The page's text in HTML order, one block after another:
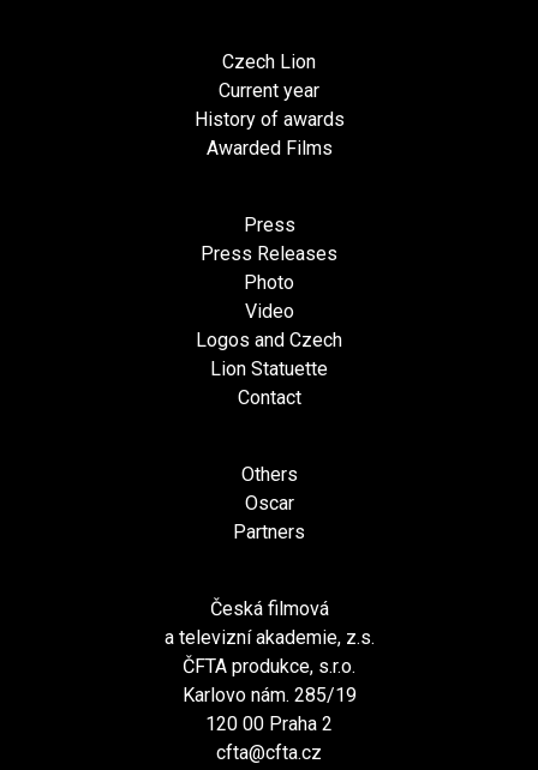
Czech Lion
Current year
History of awards
Awarded Films
Press
Press Releases
Photo
Video
Logos and Czech
Lion Statuette
Contact
Others
Oscar
Partners
Česká filmová
a televizní akademie, z.s.
ČFTA produkce, s.r.o.
Karlovo nám. 285/19
120 00 Praha 2
cfta@cfta.cz